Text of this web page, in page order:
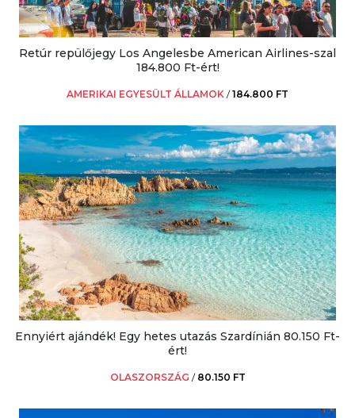
Retúr repülőjegy Los Angelesbe American Airlines-szal
184.800 Ft-ért!
AMERIKAI EGYESÜLT ÁLLAMOK /184.800 FT
Ennyiért ajándék! Egy hetes utazás Szardínián 80.150 Ft-
ért!
OLASZORSZÁG / 80.150 FT